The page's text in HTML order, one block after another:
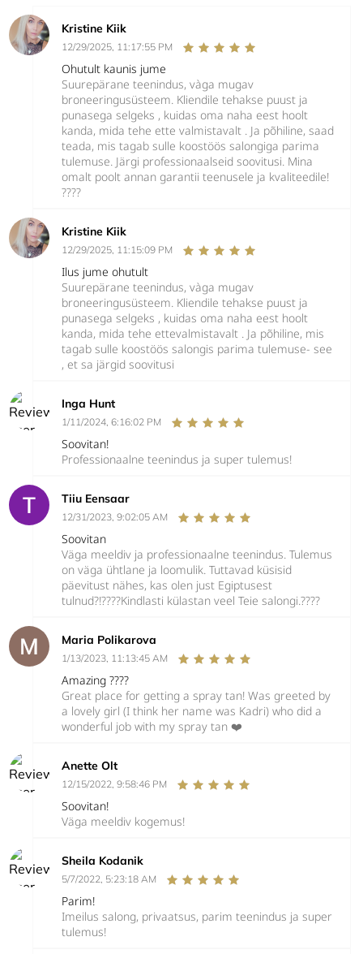
Kristine Kiik
12/29/2025, 11:17:55 PM
Ohutult kaunis jume
Suurepärane teenindus, vàga mugav
broneeringusüsteem. Kliendile tehakse puust ja
punasega selgeks , kuidas oma naha eest hoolt
kanda, mida tehe ette valmistavalt . Ja põhiline, saad
teada, mis tagab sulle koostöös salongiga parima
tulemuse. Järgi professionaalseid soovitusi. Mina
omalt poolt annan garantii teenusele ja kvaliteedile!
????
Kristine Kiik
12/29/2025, 11:15:09 PM
Ilus jume ohutult
Suurepärane teenindus, vàga mugav
broneeringusüsteem. Kliendile tehakse puust ja
punasega selgeks , kuidas oma naha eest hoolt
kanda, mida tehe ettevalmistavalt . Ja põhiline, mis
tagab sulle koostöös salongis parima tulemuse- see
, et sa järgid soovitusi
Inga Hunt
1/11/2024, 6:16:02 PM
Soovitan!
Professionaalne teenindus ja super tulemus!
Tiiu Eensaar
12/31/2023, 9:02:05 AM
Soovitan
Väga meeldiv ja professionaalne teenindus. Tulemus
on väga ühtlane ja loomulik. Tuttavad küsisid
päevitust nähes, kas olen just Egiptusest
tulnud?!????Kindlasti külastan veel Teie salongi.????
Maria Polikarova
1/13/2023, 11:13:45 AM
Amazing ????
Great place for getting a spray tan! Was greeted by
a lovely girl (I think her name was Kadri) who did a
wonderful job with my spray tan ❤️
Anette Olt
12/15/2022, 9:58:46 PM
Soovitan!
Väga meeldiv kogemus!
Sheila Kodanik
5/7/2022, 5:23:18 AM
Parim!
Imeilus salong, privaatsus, parim teenindus ja super
tulemus!